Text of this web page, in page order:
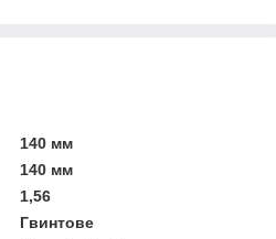
140 мм
140 мм
1,56
Гвинтове